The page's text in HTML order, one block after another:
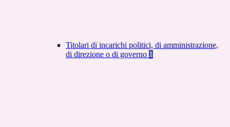
Titolari di incarichi politici, di amministrazione,
di direzione o di governo 1